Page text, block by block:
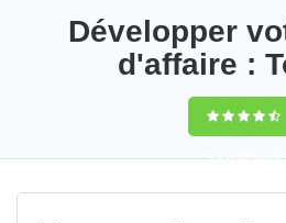
Développer
d'affaire :
9,5(100%)59
votes